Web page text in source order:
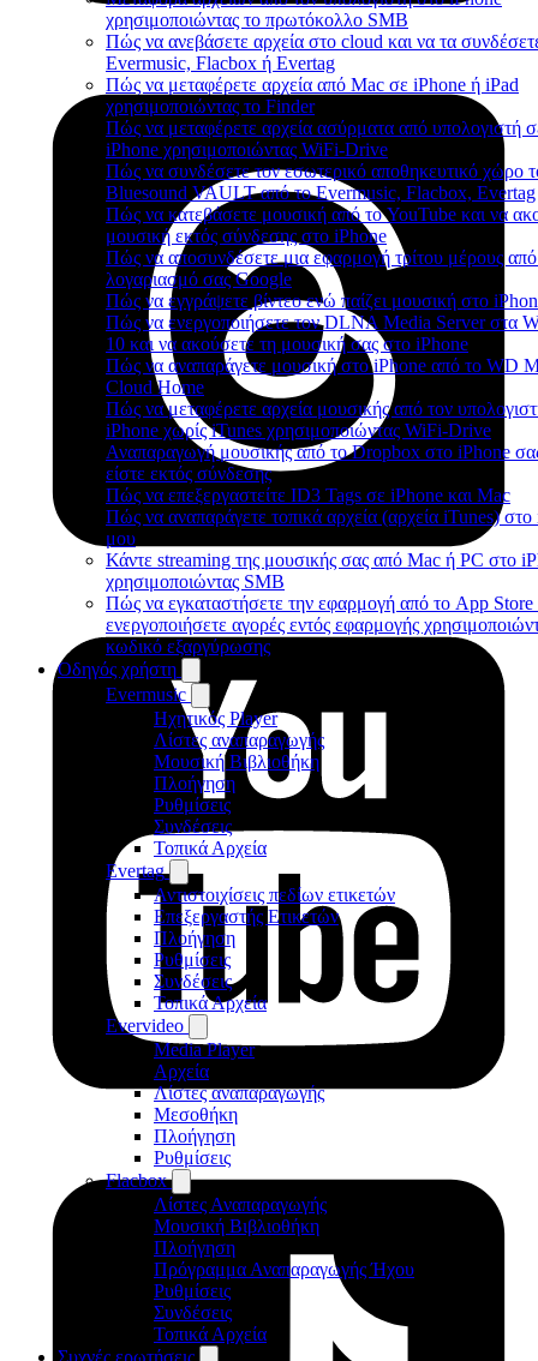
χρησιμοποιώντας το πρωτόκολλο SMB
Πώς να ανεβάσετε αρχεία στο cloud και να τα
Evermusic, Flacbox ή Evertag
Πώς να μεταφέρετε αρχεία από Mac σε iPhone ή iPad
χρησιμοποιώντας το Finder
Πώς να μεταφέρετε αρχεία ασύρματα από υπολογιστή
iPhone χρησιμοποιώντας WiFi-Drive
Πώς να συνδέσετε τον εσωτερικό αποθηκευτικό χώρο
Bluesound VAULT από το Evermusic, Flacbox, Evertag
Πώς να κατεβάσετε μουσική από το YouTube και να
μουσική εκτός σύνδεσης στο iPhone
Πώς να αποσυνδέσετε μια εφαρμογή τρίτου μέρους
λογαριασμό σας Google
Πώς να εγγράψετε βίντεο ενώ παίζει μουσική στο
Πώς να ενεργοποιήσετε τον DLNA Media Server στα
10 και να ακούσετε τη μουσική σας στο iPhone
Πώς να αναπαράγετε μουσική στο iPhone από το WD
Cloud Home
Πώς να μεταφέρετε αρχεία μουσικής από τον
iPhone χωρίς iTunes χρησιμοποιώντας WiFi-Drive
Αναπαραγωγή μουσικής από το Dropbox στο iPhone
είστε εκτός σύνδεσης
Πώς να επεξεργαστείτε ID3 Tags σε iPhone και Mac
Πώς να αναπαράγετε τοπικά αρχεία (αρχεία iTunes)
μου
Κάντε streaming της μουσικής σας από Mac ή PC στο
χρησιμοποιώντας SMB
Πώς να εγκαταστήσετε την εφαρμογή από το App Store
ενεργοποιήσετε αγορές εντός εφαρμογής
κωδικό εξαργύρωσης
Οδηγός χρήστη
Evermusic
Ηχητικός Player
Λίστες αναπαραγωγής
Μουσική Βιβλιοθήκη
Πλοήγηση
Ρυθμίσεις
Συνδέσεις
Τοπικά Αρχεία
Evertag
Αντιστοιχίσεις πεδίων ετικετών
Επεξεργαστής Ετικετών
Πλοήγηση
Ρυθμίσεις
Συνδέσεις
Τοπικά Αρχεία
Evervideo
Media Player
Αρχεία
Λίστες αναπαραγωγής
Μεσοθήκη
Πλοήγηση
Ρυθμίσεις
Flacbox
Λίστες Αναπαραγωγής
Μουσική Βιβλιοθήκη
Πλοήγηση
Πρόγραμμα Αναπαραγωγής Ήχου
Ρυθμίσεις
Συνδέσεις
Τοπικά Αρχεία
Συχνές ερωτήσεις